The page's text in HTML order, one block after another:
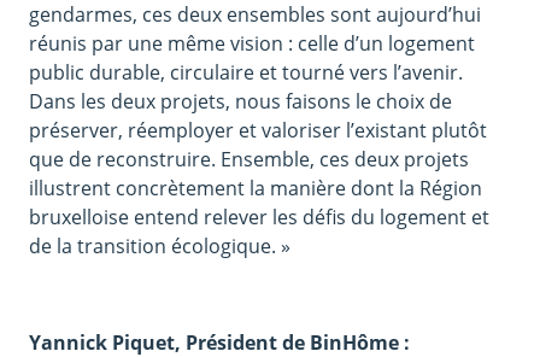
gendarmes, ces deux ensembles sont aujourd’hui
réunis par une même vision : celle d’un logement
public durable, circulaire et tourné vers l’avenir.
Dans les deux projets, nous faisons le choix de
préserver, réemployer et valoriser l’existant plutôt
que de reconstruire. Ensemble, ces deux projets
illustrent concrètement la manière dont la Région
bruxelloise entend relever les défis du logement et
de la transition écologique. »
Yannick Piquet, Président de BinHôme :